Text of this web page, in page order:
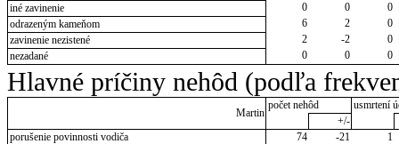
iné zavinenie
0 0
0
odrazeným kameňom
6 2
0
zavinenie nezistené
2 -2
0
nezadané
0 0 0
Hlavné príčiny nehôd (podľa
Martin
počet nehôd
usmrtení
+/-
porušenie povinnosti vodiča
74 -21
1